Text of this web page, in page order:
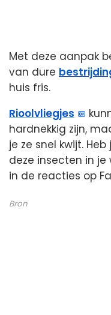
Met deze aanpak
van dure
huis fris.
Rioolvliegjes
hardnekkig zijn,
je ze snel kwijt.
deze insecten in
in de reacties op
Bron